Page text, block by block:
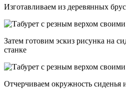
Изготавливаем из деревянных
Затем готовим эскиз рисунка на
станке
Отчерчиваем окружность сиденья